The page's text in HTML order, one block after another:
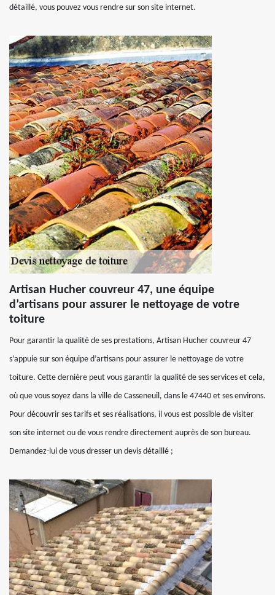
détaillé, vous pouvez vous rendre sur son site internet.
Artisan Hucher couvreur 47, une équipe
d’artisans pour assurer le nettoyage de votre
toiture
Pour garantir la qualité de ses prestations, Artisan Hucher couvreur 47
s’appuie sur son équipe d’artisans pour assurer le nettoyage de votre
toiture. Cette dernière peut vous garantir la qualité de ses services et cela,
où que vous soyez dans la ville de Casseneuil, dans le 47440 et ses environs.
Pour découvrir ses tarifs et ses réalisations, il vous est possible de visiter
son site internet ou de vous rendre directement auprès de son bureau.
Demandez-lui de vous dresser un devis détaillé ;